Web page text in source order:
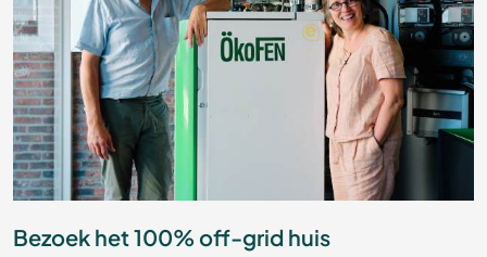
Bezoek het 100% off-grid huis